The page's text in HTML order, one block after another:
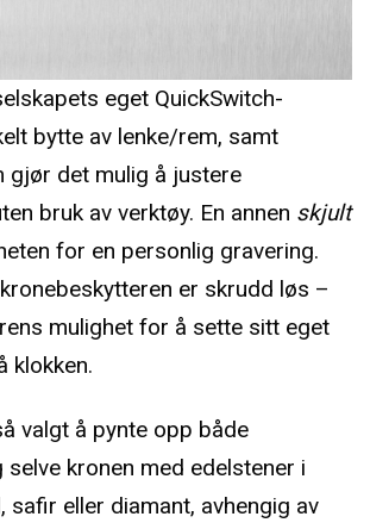
eget QuickSwitch-
bytte av lenke/rem, samt
gjør det mulig å justere
bruk av verktøy. En annen skjult
for en personlig gravering.
er skrudd løs –
mulighet for å sette sitt eget
klokken.
valgt å pynte opp både
kronen med edelstener i
safir eller diamant, avhengig av